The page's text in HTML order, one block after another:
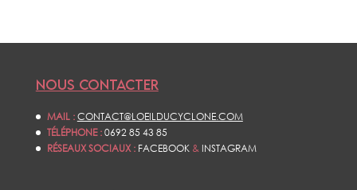
NOUS CONTACTER
MAIL :CONTACT@LOEILDUCYCLONE.COM
TÉLÉPHONE :0692 85 43 85
RÉSEAUX SOCIAUX : FACEBOOK& INSTAGRAM